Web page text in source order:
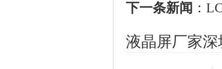
下一条新闻 ：
液晶屏厂家